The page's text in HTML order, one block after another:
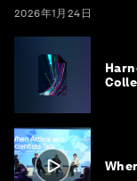
2026年1月24日